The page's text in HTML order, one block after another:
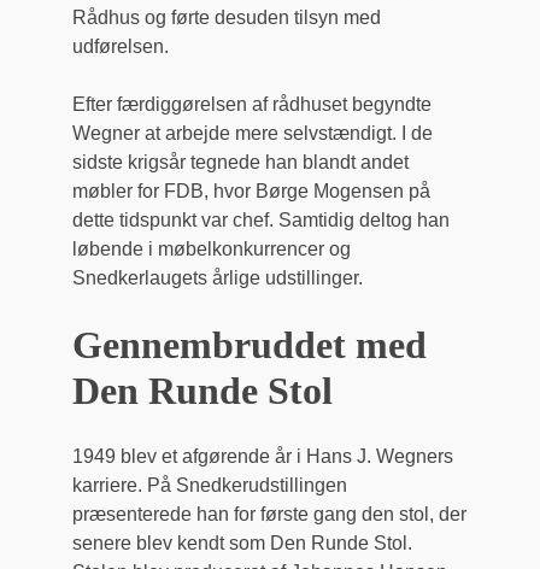
Rådhus og førte desuden tilsyn med
udførelsen.
Efter færdiggørelsen af rådhuset begyndte
Wegner at arbejde mere selvstændigt. I de
sidste krigsår tegnede han blandt andet
møbler for FDB, hvor Børge Mogensen på
dette tidspunkt var chef. Samtidig deltog han
løbende i møbelkonkurrencer og
Snedkerlaugets årlige udstillinger.
Gennembruddet med
Den Runde Stol
1949 blev et afgørende år i Hans J. Wegners
karriere. På Snedkerudstillingen
præsenterede han for første gang den stol, der
senere blev kendt som Den Runde Stol.